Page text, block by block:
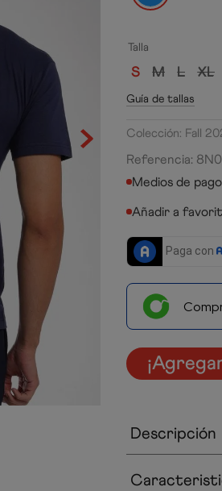
Talla
S M L XL
Guía de tallas
Colección: Fall
Referencia:
Medios de pago
Descripción